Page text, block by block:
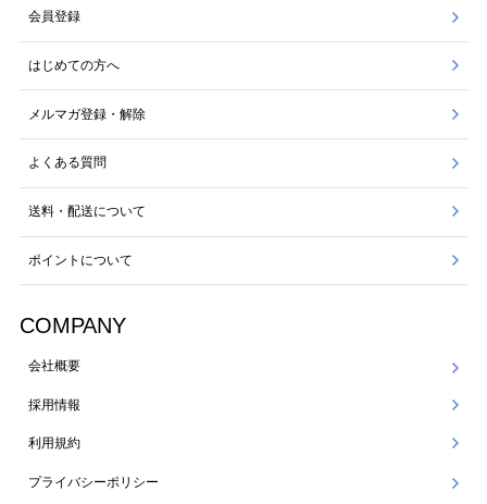
会員登録
はじめての方へ
メルマガ登録・解除
よくある質問
送料・配送について
ポイントについて
COMPANY
会社概要
採用情報
利用規約
プライバシーポリシー